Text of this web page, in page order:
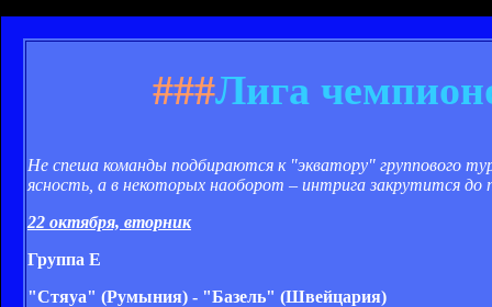
###Лига
Не спеша команды подбираются к "экватору" группового
ясность, а в некоторых наоборот – интрига закрутится до
22 октября, вторник
Группа E
"Стяуа" (Румыния) - "Базель" (Швейцария)